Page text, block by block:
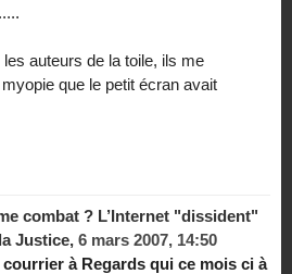
auteurs de la toile, ils me
que le petit écran avait
combat ? L’Internet "dissident"
Justice, 6 mars 2007, 14:50
courrier à Regards qui ce mois ci à